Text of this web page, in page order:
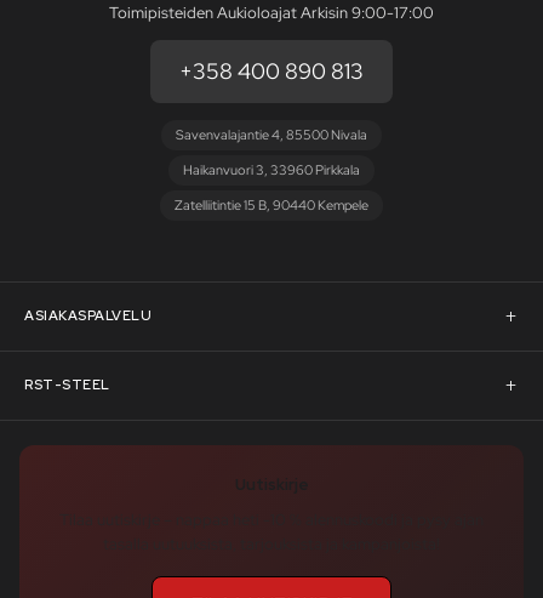
Toimipisteiden Aukioloajat Arkisin 9:00-17:00
+358 400 890 813
Savenvalajantie 4, 85500 Nivala
Haikanvuori 3, 33960 Pirkkala
Zatelliitintie 15 B, 90440 Kempele
ASIAKASPALVELU
Asiakaspalvelu
Pyydä tarjous
RST-STEEL
RST-Steelin tarina
Tukku-asiakkaaksi
Uutiskirje